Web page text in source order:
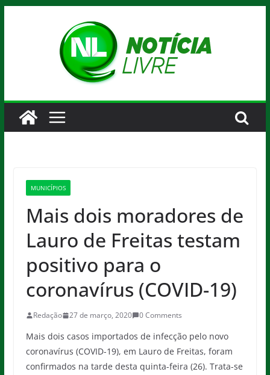
MUNICÍPIOS
Mais dois moradores de
Lauro de Freitas testam
positivo para o
coronavírus (COVID-19)
Redação 27 de março, 2020 0 Comments
Mais dois casos importados de infecção pelo novo
coronavírus (COVID-19), em Lauro de Freitas, foram
confirmados na tarde desta quinta-feira (26). Trata-se